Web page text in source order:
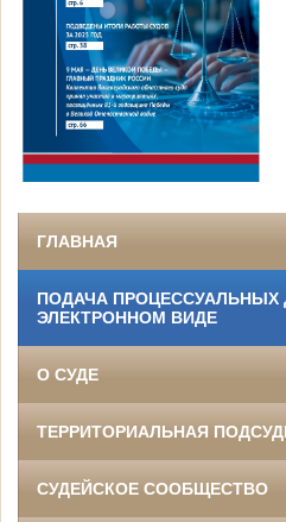
ГЛАВНАЯ
ПОДАЧА ПРОЦЕССУАЛЬНЫХ
ЭЛЕКТРОННОМ ВИДЕ
О СУДЕ
ТЕРРИТОРИАЛЬНАЯ
СУДЕЙСКОЕ СООБЩЕСТВО